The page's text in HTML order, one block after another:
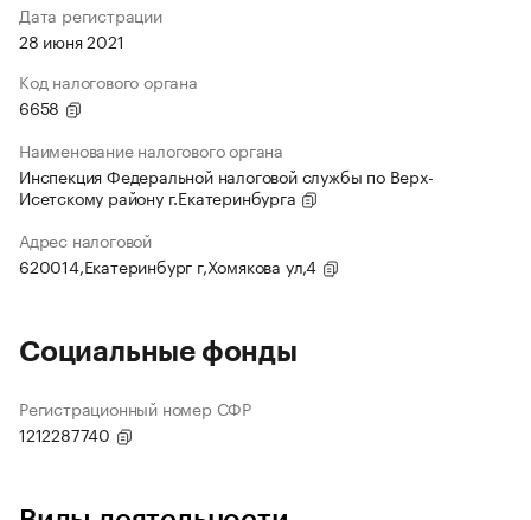
Дата регистрации
28 июня 2021
Код налогового органа
6658
Наименование налогового органа
Инспекция Федеральной налоговой службы по Верх-
Исетскому району г.Екатеринбурга
Адрес налоговой
620014,Екатеринбург г,Хомякова ул,4
Социальные фонды
Регистрационный номер СФР
1212287740